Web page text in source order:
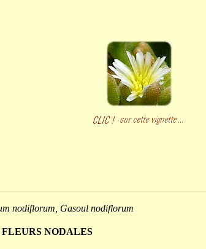
nodiflorum, Gasoul nodiflorum
NODALES